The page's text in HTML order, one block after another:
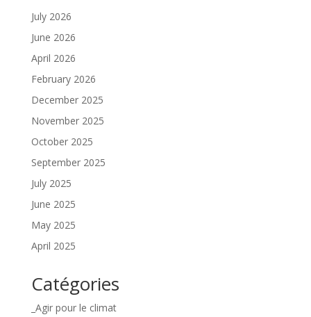
July 2026
June 2026
April 2026
February 2026
December 2025
November 2025
October 2025
September 2025
July 2025
June 2025
May 2025
April 2025
Catégories
_Agir pour le climat